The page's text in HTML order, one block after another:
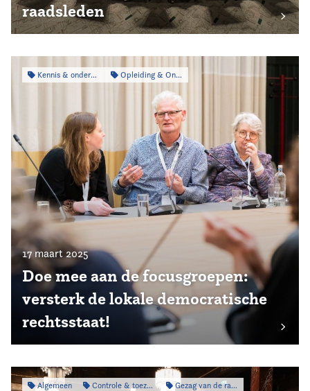
raadsleden
Kennis & onderzoek Opleiding & Ontwikkeling
17 maart 2025
Doe mee aan de focusgroepen:
versterk de lokale democratische
rechtsstaat!
Algemeen Controle & toezicht
Gezag van de raad